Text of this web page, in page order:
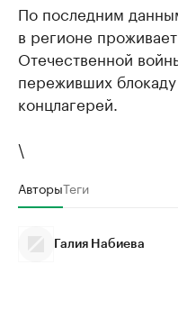
По последним
в регионе
Отечественной
переживших
концлагерей.
\
АвторыТеги
Галия Набиева